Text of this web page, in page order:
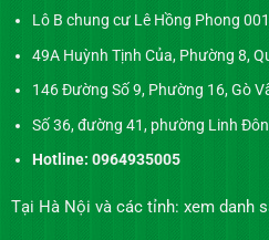
Lô B chung cư Lê Hồng Phong
49A Huỳnh Tịnh Của, Phường 8,
146 Đường Số 9, Phường 16, Gò
Số 36, đường 41, phường Linh
Hotline: 0964935005
Tại Hà Nội và các tỉnh: xem danh